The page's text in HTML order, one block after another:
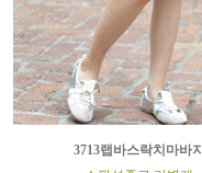
3713랩바스락치마바지